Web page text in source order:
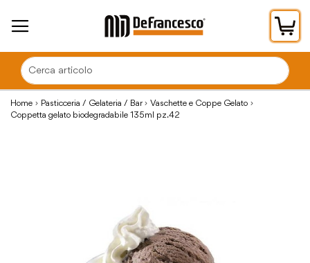
Home Pasticceria / Gelateria / Bar
Vaschette e Coppe Gelato
Coppetta gelato biodegradabile 135ml pz.42